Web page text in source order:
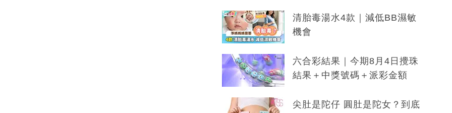
清胎毒湯水4款｜減低BB濕敏
機會
六合彩結果｜今期8月4日攪珠
結果＋中獎號碼＋派彩金額
尖肚是陀仔 圓肚是陀女？到底